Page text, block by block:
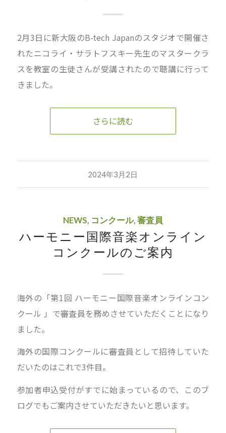
2月3日に新大阪のB-tech Japanのスタジオで開催さ
れたニコライ・サラトフスキー先生のマスタークラ
スを教室の生徒さんが受講されたので聴講に行って
きました。
さらに読む
2024年3月2日
NEWS, コンクール, 審査員
ハーモニー国際音楽オンライン
コンクールのご案内
海外の「第1回 ハーモニー国際音楽オンラインコン
クール 」で審査員を務めさせていただくことになり
ました。
海外の国際コンクールに審査員として招待していた
だいたのはこれで3件目。
参加者申込受付がすでに始まっているので、このブ
ログでもご案内させていただきたいと思います。